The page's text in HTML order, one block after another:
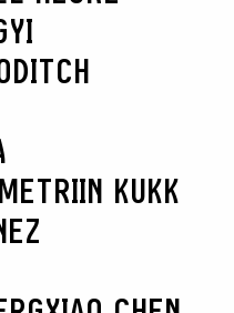
TRIIN KUKK